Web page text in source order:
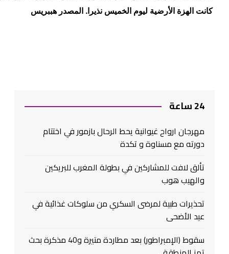
الهزة الأرضية ليوم الخميس نذيرا. المصدر هببريس
ارواح غيوانية يحط الرحال بازمور في اختتام
مع مسناوة و تكدة
لافت للمشاركين في بطولة المغرب للبريكين
هوب
طبية لمرضى السكري من سلوكات غذائية في
الأضحى
سقوط (الإمبراطور) بعد مطاردة متيرة و40 مذكرة بحث